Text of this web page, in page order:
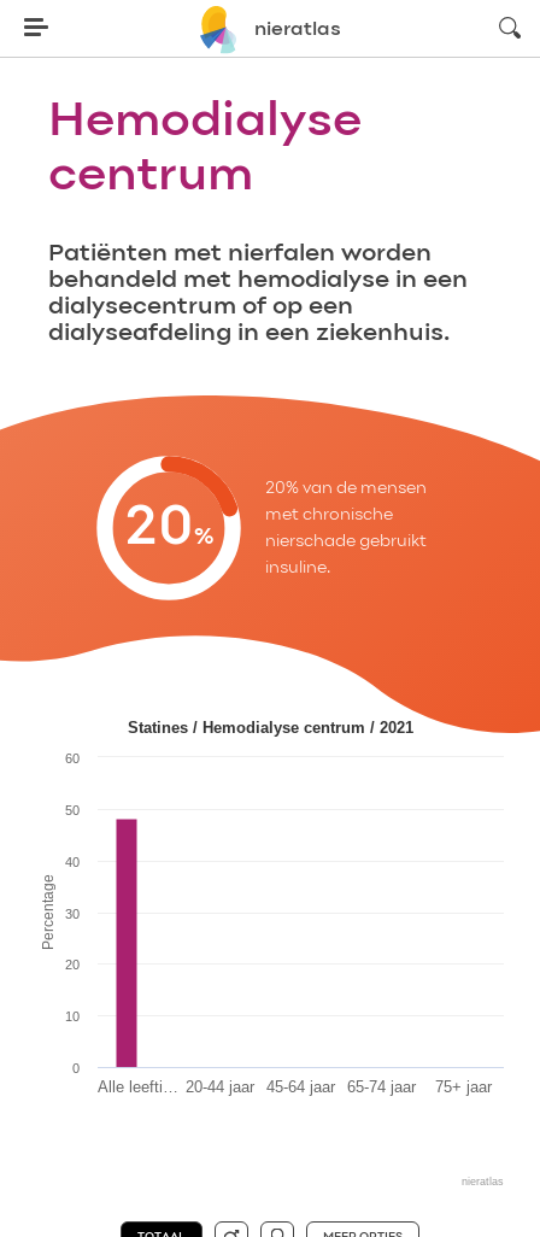
nieratlas
Hemodialyse
centrum
Patiënten met nierfalen worden
behandeld met hemodialyse in een
dialysecentrum of op een
dialyseafdeling in een ziekenhuis.
20%
20% van de mensen
met chronische
nierschade gebruikt
insuline.
Percentage
Statines / Hemodialyse centrum / 2021
Alle leefti… 20-44 jaar 45-64 jaar 65-74 jaar 75+ jaar
0
10
20
30
40
50
60
nieratlas